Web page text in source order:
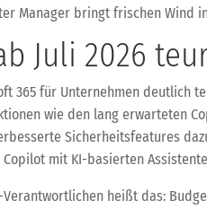
Manager bringt frischen
Juli 2026
365 für Unternehmen deutlich
wie den lang erwarteten
Sicherheitsfeatures
Copilot mit KI-basierten
heißt das: